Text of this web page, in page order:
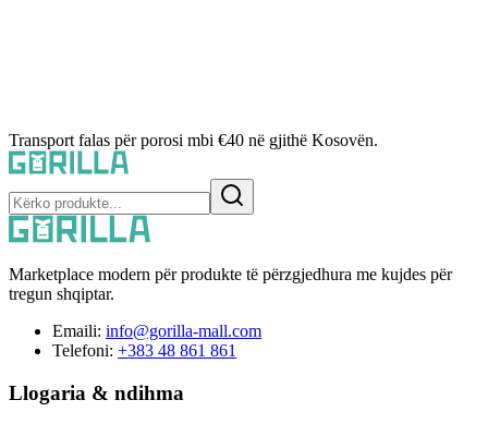
Transport falas për porosi mbi €40 në gjithë Kosovën.
Marketplace modern për produkte të përzgjedhura me kujdes për
tregun shqiptar.
Emaili: info@gorilla-mall.com
Telefoni: +383 48 861 861
Llogaria & ndihma